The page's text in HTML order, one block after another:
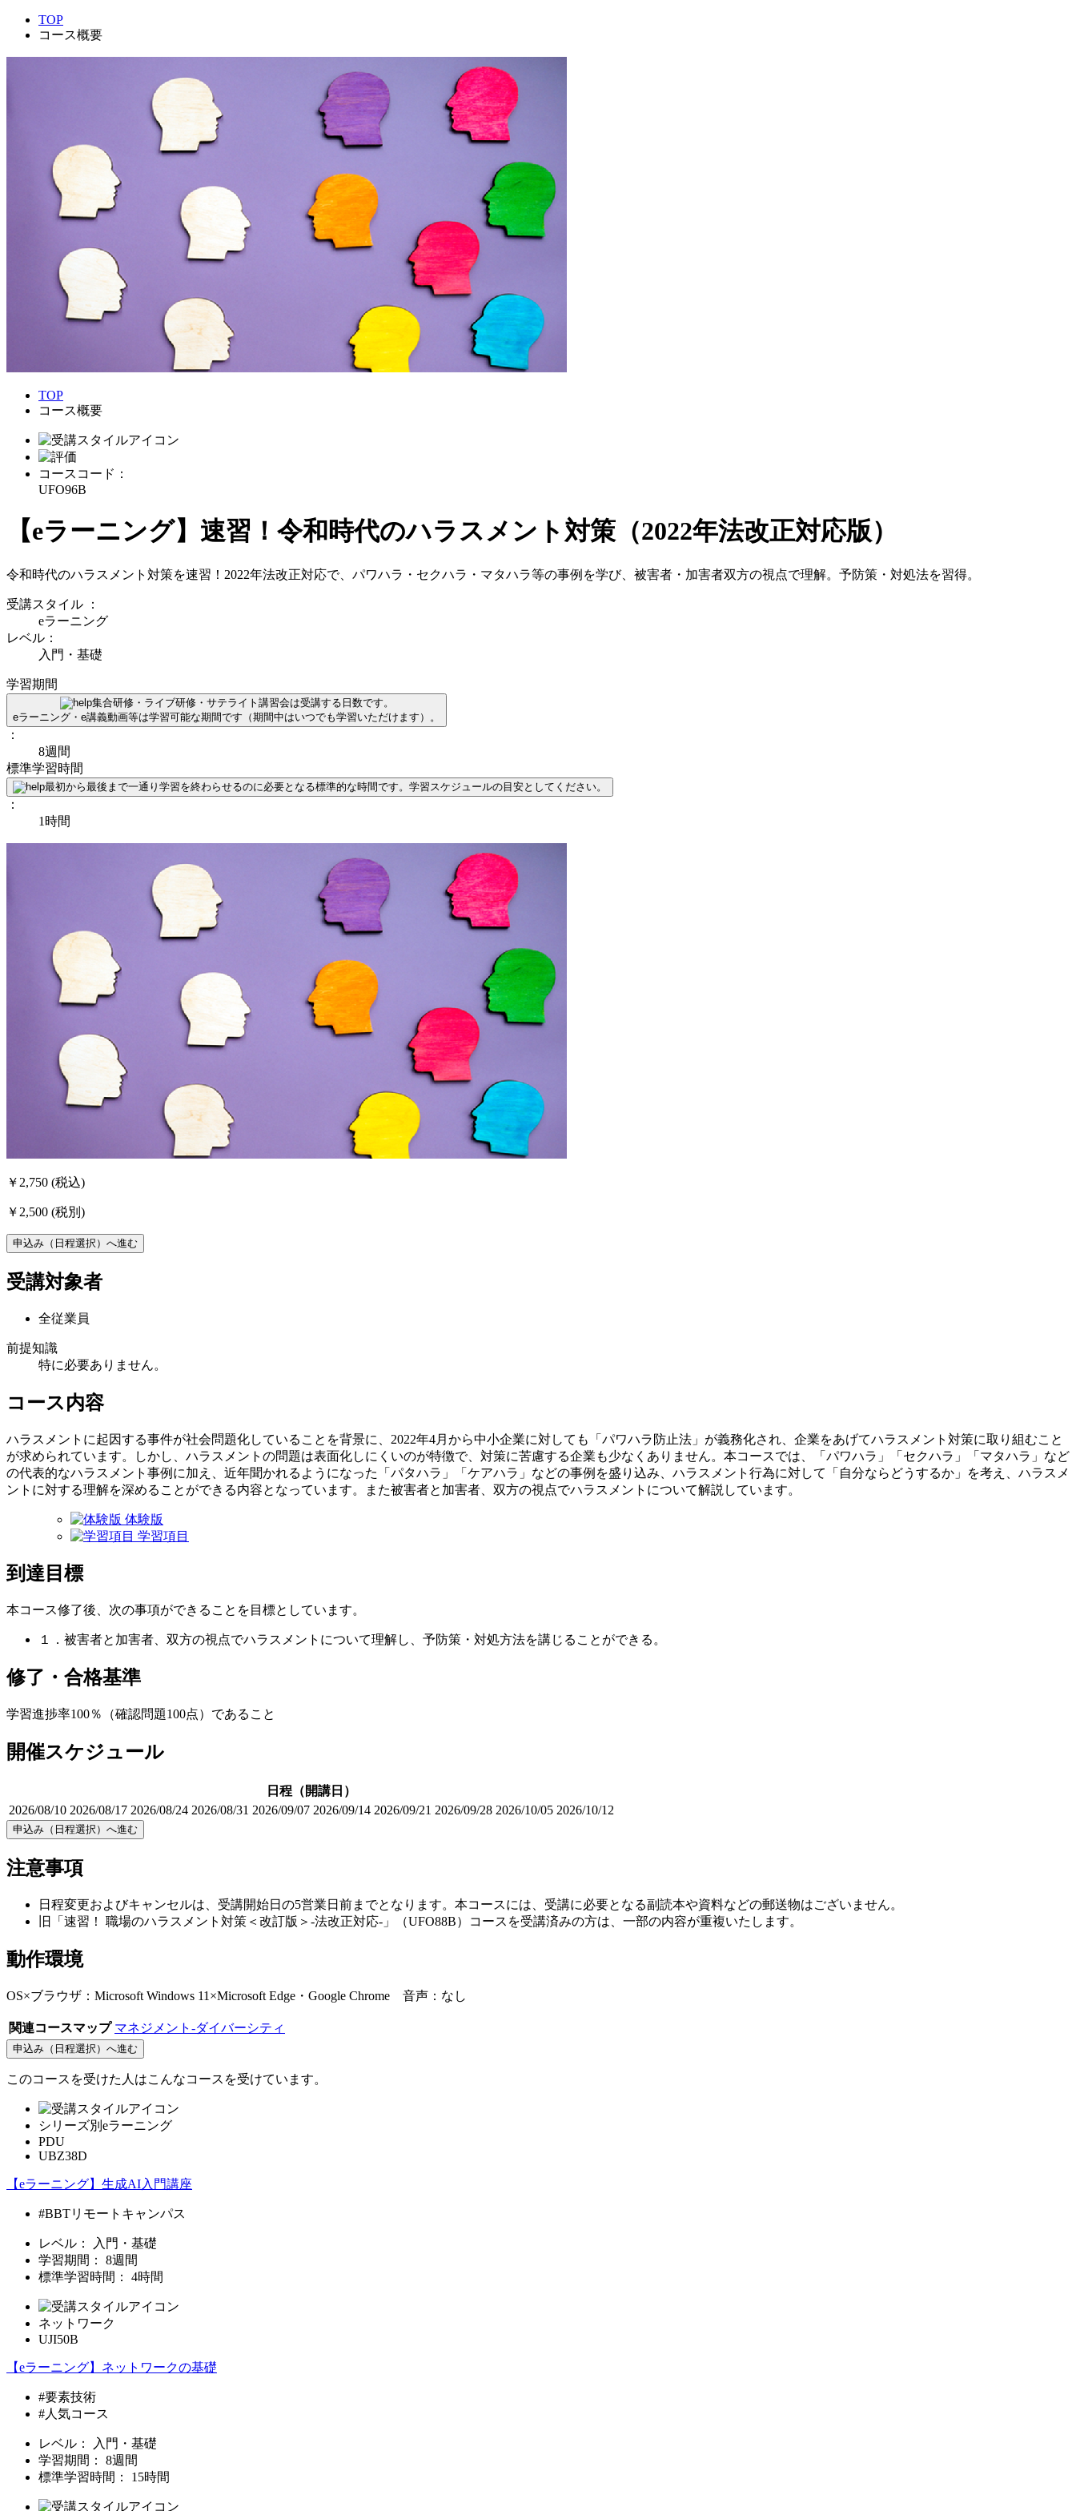
TOP
コース概要
TOP
コース概要
コースコード：
UFO96B
【eラーニング】速習！令和時代のハラスメント対策（2022年法改正対応版）
令和時代のハラスメント対策を速習！2022年法改正対応で、パワハラ・セクハラ・マタハラ等の事例を学び、被害者・加害者双方の視点で理解。予防策・対処法を習得。
受講スタイル ：
eラーニング
レベル：
入門・基礎
学習期間
集合研修・ライブ研修・サテライト講習会は受講する日数です。
eラーニング・e講義動画等は学習可能な期間です（期間中はいつでも学習いただけます）。
：
8週間
標準学習時間
最初から最後まで一通り学習を終わらせるのに必要となる標準的な時間です。学習スケジュールの目安としてください。
：
1時間
￥2,750 (税込)
￥2,500 (税別)
申込み（日程選択）へ進む
受講対象者
全従業員
前提知識
特に必要ありません。
コース内容
ハラスメントに起因する事件が社会問題化していることを背景に、2022年4月から中小企業に対しても「パワハラ防止法」が義務化され、企業をあげてハラスメント対策に取り組むこと
が求められています。しかし、ハラスメントの問題は表面化しにくいのが特徴で、対策に苦慮する企業も少なくありません。本コースでは、「パワハラ」「セクハラ」「マタハラ」など
の代表的なハラスメント事例に加え、近年聞かれるようになった「パタハラ」「ケアハラ」などの事例を盛り込み、ハラスメント行為に対して「自分ならどうするか」を考え、ハラスメ
ントに対する理解を深めることができる内容となっています。また被害者と加害者、双方の視点でハラスメントについて解説しています。
体験版
学習項目
到達目標
本コース修了後、次の事項ができることを目標としています。
１．被害者と加害者、双方の視点でハラスメントについて理解し、予防策・対処方法を講じることができる。
修了・合格基準
学習進捗率100％（確認問題100点）であること
開催スケジュール
日程（開講日）
2026/08/10 2026/08/17 2026/08/24 2026/08/31 2026/09/07 2026/09/14 2026/09/21 2026/09/28 2026/10/05 2026/10/12
申込み（日程選択）へ進む
注意事項
日程変更およびキャンセルは、受講開始日の5営業日前までとなります。本コースには、受講に必要となる副読本や資料などの郵送物はございません。
旧「速習！ 職場のハラスメント対策＜改訂版＞-法改正対応-」（UFO88B）コースを受講済みの方は、一部の内容が重複いたします。
動作環境
OS×ブラウザ：Microsoft Windows 11×Microsoft Edge・Google Chrome 音声：なし
関連コースマップ マネジメント-ダイバーシティ
申込み（日程選択）へ進む
このコースを受けた人はこんなコースを受けています。
シリーズ別eラーニング
PDU
UBZ38D
【eラーニング】生成AI入門講座
#BBTリモートキャンパス
レベル：
入門・基礎
学習期間：
8週間
標準学習時間：
4時間
ネットワーク
UJI50B
【eラーニング】ネットワークの基礎
#要素技術
#人気コース
レベル：
入門・基礎
学習期間：
8週間
標準学習時間：
15時間